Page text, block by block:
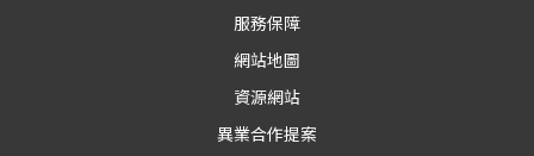
服務保障
網站地圖
資源網站
異業合作提案